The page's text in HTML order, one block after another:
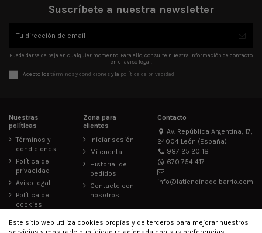
Suscríbete a nuestra newsletter
Puede darse de baja en cualquier momento. Para ello, consulte nuestra información de contacto
en el aviso legal.
Acepto lostérminos y condicionesy la política de privacidad
Nuestras
políticas
Términos y
condiciones
Política de
privacidad
Aviso legal
Política de
cookies
Zona para
clientes
Iniciar sesión
Mi cuenta
Historial de
pedidos
Contacte con
nosotros
Contacto
Av. República Argentina, 17,
24004 León (España)
987 25 20 18
670 754 417
info@latiendinadelbarrio.com
Este sitio web utiliza cookies propias y de terceros para mejorar nuestros